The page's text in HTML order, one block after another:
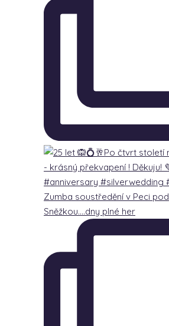
Zumba soustředění v Peci pod
Sněžkou….dny plné her